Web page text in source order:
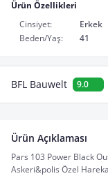
Ürün Özellikleri
Cinsiyet:
Erkek
Beden/Yaş:
41
BFL Bauwelt 9.0
Ürün Açıklaması
Pars 103 Power Black
Askeri&polis Özel